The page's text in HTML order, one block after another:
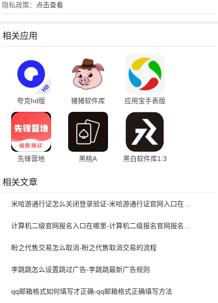
隐私政策： 点击查看
相关应用
夸克hd版
猪猪软件库
3.8.0最新版本
​应用宝手表版
先锋营地 黑桃A
黑白软件库1.3
相关文章
米哈游通行证怎么关闭登录验证-米哈游通行证官网入口在哪里
盼之代售交易怎么取消-盼之代售取消交易的流程
李跳跳怎么设置跳过广告-李跳跳最新广告规则
qq邮箱格式如何填写才正确-qq邮箱格式正确填写方法